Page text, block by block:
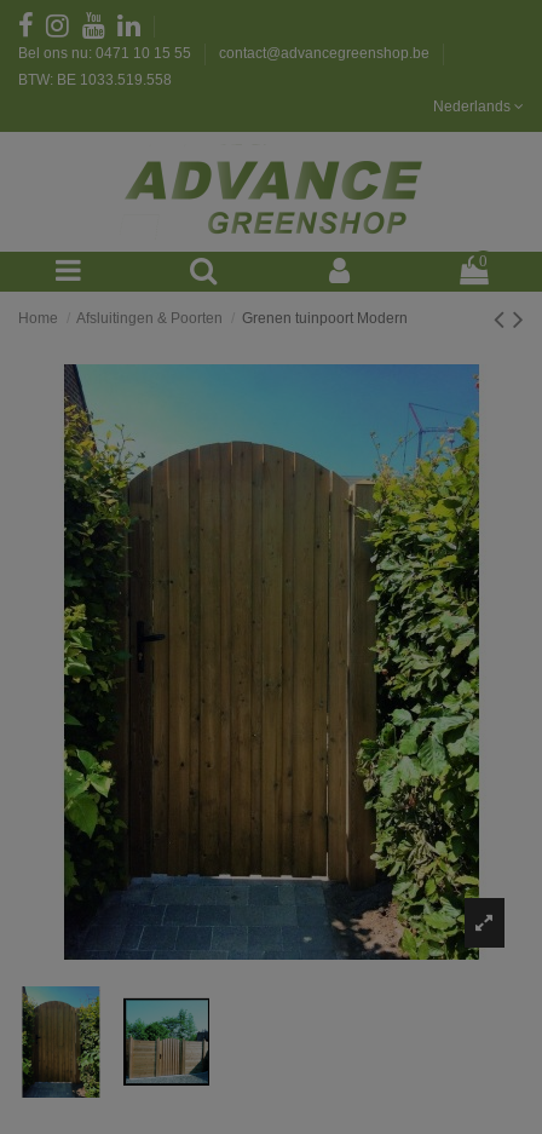
Bel ons nu: 0471 10 15 55
contact@advancegreenshop.be
BTW: BE 1033.519.558
Nederlands
0
Home Afsluitingen & Poorten Grenen tuinpoort Modern